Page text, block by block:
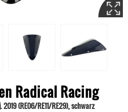
Radical Racing
2019 (RE06/RE11/RE29), schwarz